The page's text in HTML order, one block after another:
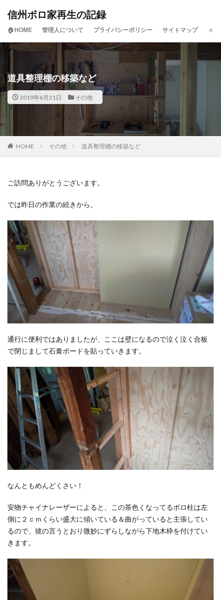
信州ボロ家再生の記録
🏠HOME 管理人について プライバシーポリシー サイトマップ
道具整理棚の移築など
2019年6月21日 その他
HOME その他 道具整理棚の移築など
ご訪問ありがとうございます。
では昨日の作業の続きから。
通行に便利ではありましたが、ここは壁になるので泣く泣く合板
で閉じまして石膏ボードを貼っていきます。
なんともめんどくさい！
安物チャイナレーザーによると、この茶色くなってるボロ柱は左
側に２ｃｍくらい盛大に傾いている＆曲がっていると主張してい
るので、彼の言うとおり微妙にずらしながら下地木枠を付けてい
きます。